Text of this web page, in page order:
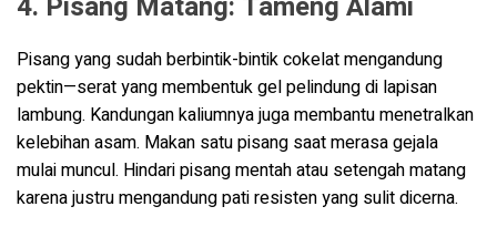
Pisang yang sudah berbintik-bintik cokelat mengandung
pektin—serat yang membentuk gel pelindung di lapisan
lambung. Kandungan kaliumnya juga membantu menetralkan
kelebihan asam. Makan satu pisang saat merasa gejala
mulai muncul. Hindari pisang mentah atau setengah matang
karena justru mengandung pati resisten yang sulit dicerna.